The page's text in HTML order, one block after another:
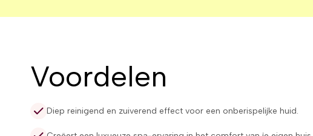
Voordelen
Diep reinigend en zuiverend effect voor een onberispelijke huid.